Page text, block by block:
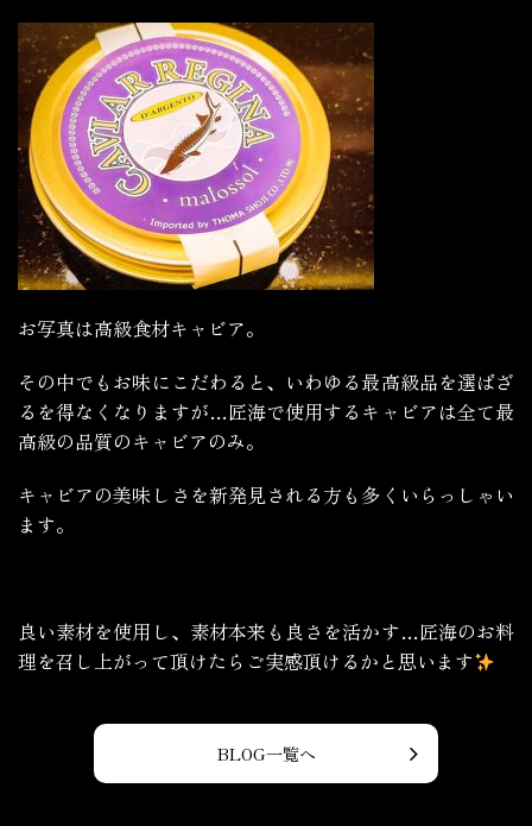
お写真は高級食材キャビア。
その中でもお味にこだわると、いわゆる最高級品を選ばざ
るを得なくなりますが…匠海で使用するキャビアは全て最
高級の品質のキャビアのみ。
キャビアの美味しさを新発見される方も多くいらっしゃい
ます。
良い素材を使用し、素材本来も良さを活かす…匠海のお料
理を召し上がって頂けたらご実感頂けるかと思います
BLOG一覧へ